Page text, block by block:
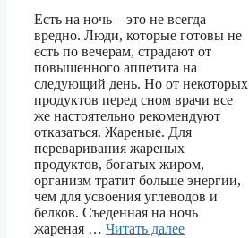
Есть на ночь – это не всегда
вредно. Люди, которые готовы не
есть по вечерам, страдают от
повышенного аппетита на
следующий день. Но от некоторых
продуктов перед сном врачи все
же настоятельно рекомендуют
отказаться. Жареные. Для
переваривания жареных
продуктов, богатых жиром,
организм тратит больше энергии,
чем для усвоения углеводов и
белков. Съеденная на ночь
жареная … Читать далее